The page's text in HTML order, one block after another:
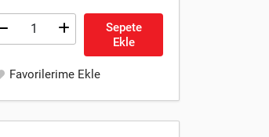
Sepete
Ekle
Favorilerime Ekle